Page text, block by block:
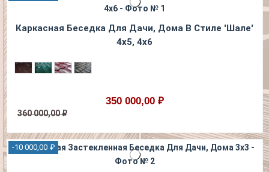
Каркасная Беседка Для Дачи, Дома В Стиле 'Шале'
4х5, 4х6
350 000,00 ₽
360 000,00 ₽
-10 000,00 ₽